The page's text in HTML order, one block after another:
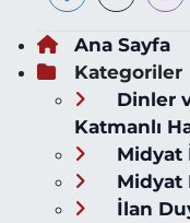
Ana Sayfa
Kategoriler
Dinler
Katmanlı
Midyat
Midyat
İlan